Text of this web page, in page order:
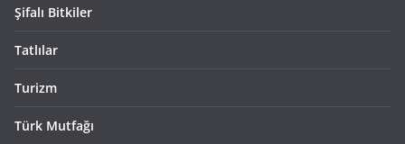
Şifalı Bitkiler
Tatlılar
Turizm
Türk Mutfağı